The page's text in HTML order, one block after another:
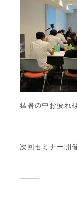
猛暑の中お疲れ
次回セミナー